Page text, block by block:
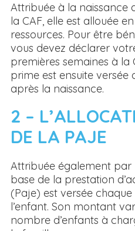
Attribuée à la naissance
la CAF, elle est allouée
ressources. Pour être
vous devez déclarer
premières semaines à la
prime est ensuite versée
après la naissance.
2 –
DE LA PAJE
Attribuée également par
base de la prestation
(Paje) est versée chaque
l’enfant. Son montant
nombre d’enfants à